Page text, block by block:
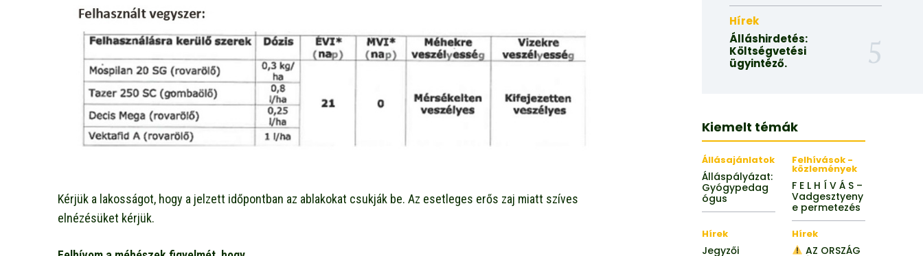
Kérjük a lakosságot, hogy a jelzett időpontban az ablakokat csukják be. Az esetleges erős zaj miatt szíves
elnézésüket kérjük.
Hírek
Álláshirdetés:
Költségvetési
ügyintéző.
Kiemelt témák
Állásajánlatok
Álláspályázat:
Gyógypedag
ógus
Felhívások -
közlemények
F E L H Í V Á S –
Vadgesztyeny
e permetezés
Hírek
Jegyzői
Hírek
AZ ORSZÁG